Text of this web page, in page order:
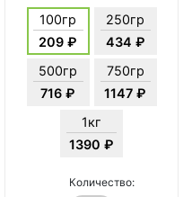
100гр
209 ₽
250гр
434 ₽
500гр
716 ₽
750гр
1147 ₽
1кг
1390 ₽
Количество: